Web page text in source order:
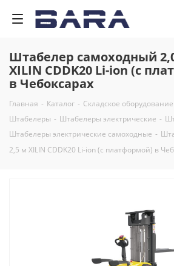
Штабелер самоходный
XILIN CDDK20 Li-ion (с
в Чебоксарах
Главная - Каталог - Складское оборудование
Штабелеры - Штабелеры электрические -
Штабелеры электрические самоходные -
2,5 м XILIN CDDK20 Li-ion (с платформой) в